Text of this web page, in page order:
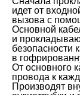
идет от
вызова с
Основной
и
безопасности
в
От основного
провода к
Производят